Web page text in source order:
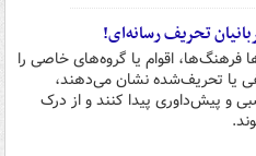
تحریف رسانه‌ای!
فرهنگ‌ها، اقوام یا گروه‌های خاصی را
یا تحریف‌شده نشان می‌دهند،
و پیش‌داوری پیدا کنند و از درک